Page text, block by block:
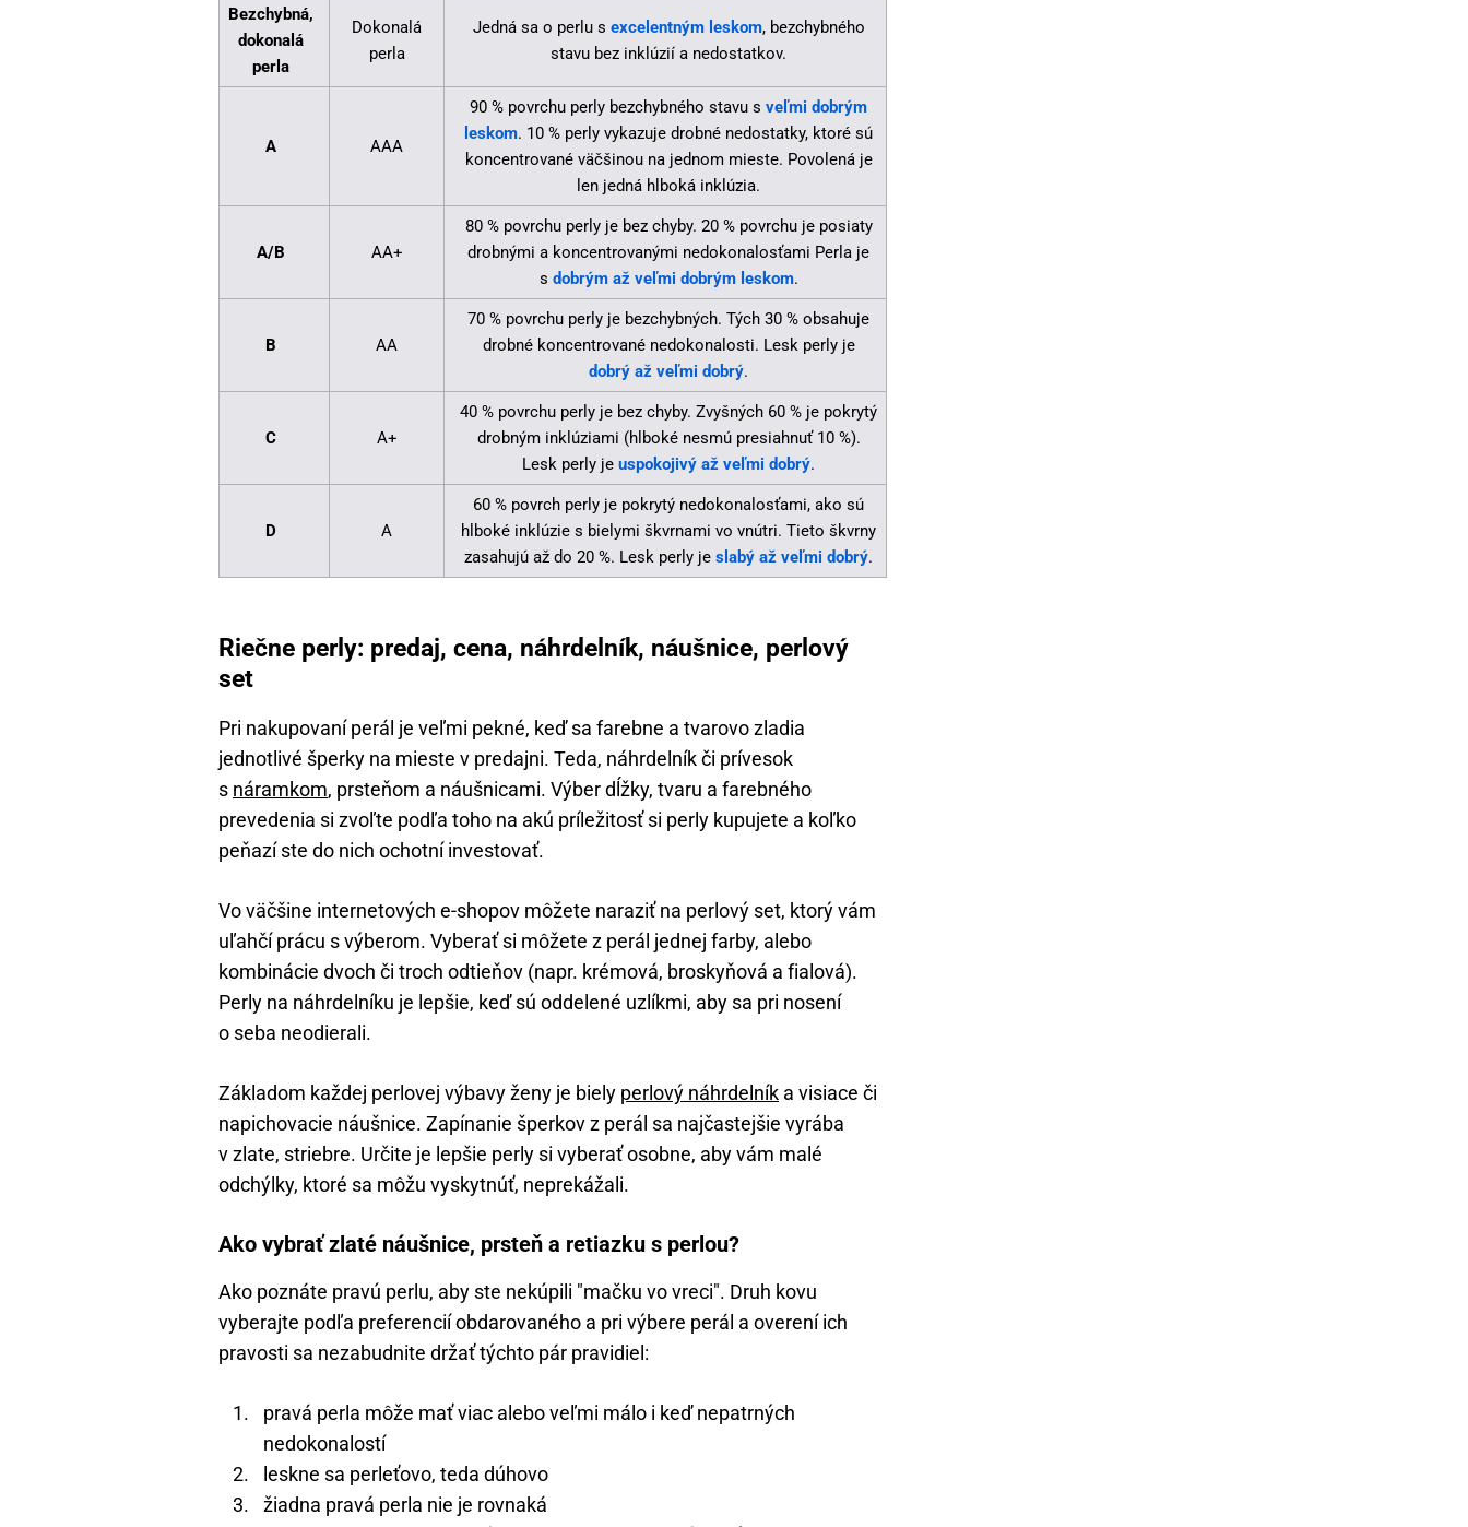
Bezchybná,
dokonalá
perla
Dokonalá
perla
Jedná sa o perlu s excelentným leskom, bezchybného
stavu bez inklúzií a nedostatkov.
A AAA
90 % povrchu perly bezchybného stavu s veľmi dobrým
leskom. 10 % perly vykazuje drobné nedostatky, ktoré sú
koncentrované väčšinou na jednom mieste. Povolená je
len jedná hlboká inklúzia.
A/B AA+
80 % povrchu perly je bez chyby. 20 % povrchu je posiaty
drobnými a koncentrovanými nedokonalosťami Perla je
s dobrým až veľmi dobrým leskom.
B AA
70 % povrchu perly je bezchybných. Tých 30 % obsahuje
drobné koncentrované nedokonalosti. Lesk perly je
dobrý až veľmi dobrý.
C A+
40 % povrchu perly je bez chyby. Zvyšných 60 % je pokrytý
drobným inklúziami (hlboké nesmú presiahnuť 10 %).
Lesk perly je uspokojivý až veľmi dobrý.
D A
60 % povrch perly je pokrytý nedokonalosťami, ako sú
hlboké inklúzie s bielymi škvrnami vo vnútri. Tieto škvrny
zasahujú až do 20 %. Lesk perly je slabý až veľmi dobrý.
Riečne perly: predaj, cena, náhrdelník, náušnice, perlový
set
Pri nakupovaní perál je veľmi pekné, keď sa farebne a tvarovo zladia
jednotlivé šperky na mieste v predajni. Teda, náhrdelník či prívesok
s náramkom, prsteňom a náušnicami. Výber dĺžky, tvaru a farebného
prevedenia si zvoľte podľa toho na akú príležitosť si perly kupujete a koľko
peňazí ste do nich ochotní investovať.
Vo väčšine internetových e-shopov môžete naraziť na perlový set, ktorý vám
uľahčí prácu s výberom. Vyberať si môžete z perál jednej farby, alebo
kombinácie dvoch či troch odtieňov (napr. krémová, broskyňová a fialová).
Perly na náhrdelníku je lepšie, keď sú oddelené uzlíkmi, aby sa pri nosení
o seba neodierali.
Základom každej perlovej výbavy ženy je biely perlový náhrdelník a visiace či
napichovacie náušnice. Zapínanie šperkov z perál sa najčastejšie vyrába
v zlate, striebre. Určite je lepšie perly si vyberať osobne, aby vám malé
odchýlky, ktoré sa môžu vyskytnúť, neprekážali.
Ako vybrať zlaté náušnice, prsteň a retiazku s perlou?
Ako poznáte pravú perlu, aby ste nekúpili "mačku vo vreci". Druh kovu
vyberajte podľa preferencií obdarovaného a pri výbere perál a overení ich
pravosti sa nezabudnite držať týchto pár pravidiel:
pravá perla môže mať viac alebo veľmi málo i keď nepatrných
nedokonalostí
leskne sa perleťovo, teda dúhovo
žiadna pravá perla nie je rovnaká